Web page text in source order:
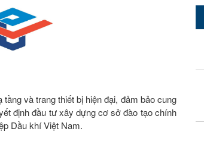
và trang thiết bị hiện đại, đảm bảo cung
định đầu tư xây dựng cơ sở đào tạo chính
Dầu khí Việt Nam.